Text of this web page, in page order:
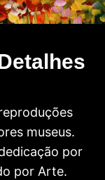
museus.
por
por Arte.